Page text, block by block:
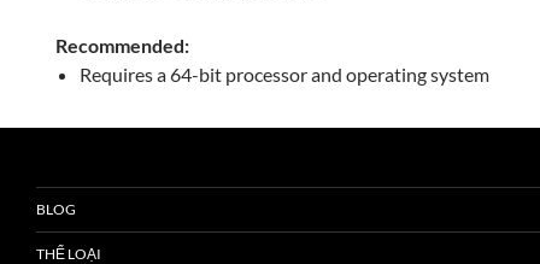
Recommended:
Requires a 64-bit processor and operating system
BLOG
THỂ LOẠI